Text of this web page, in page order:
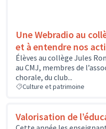
Une Webradio au
et à entendre nos
Élèves au collège Jules
au CMJ, membres de
chorale, du club...
Culture et patrimoine
Valorisation de